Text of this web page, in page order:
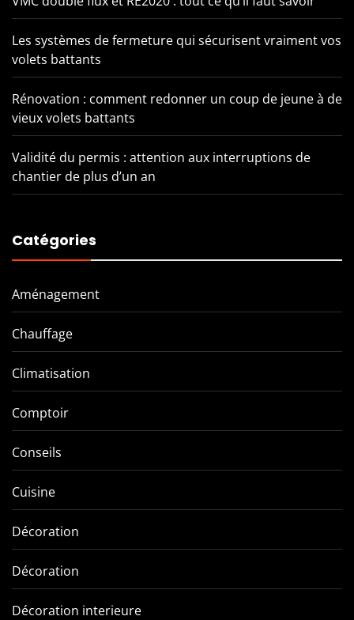
Les systèmes de fermeture qui sécurisent vraiment vos
volets battants
Rénovation : comment redonner un coup de jeune à de
vieux volets battants
Validité du permis : attention aux interruptions de
chantier de plus d’un an
Catégories
Aménagement
Chauffage
Climatisation
Comptoir
Conseils
Cuisine
Décoration
Décoration
Décoration interieure